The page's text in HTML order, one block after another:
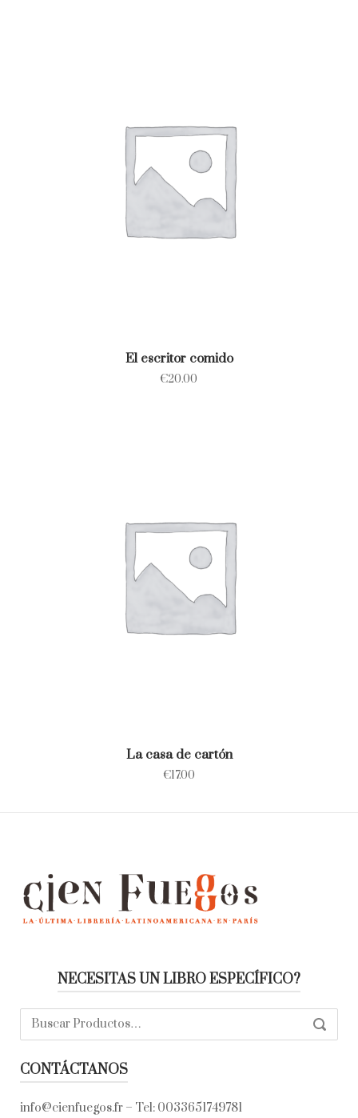
El escritor comido
€20.00
La casa de cartón
€17.00
NECESITAS UN LIBRO ESPECÍFICO?
Buscar:
CONTÁCTANOS
info@cienfuegos.fr – Tel: 0033651749781